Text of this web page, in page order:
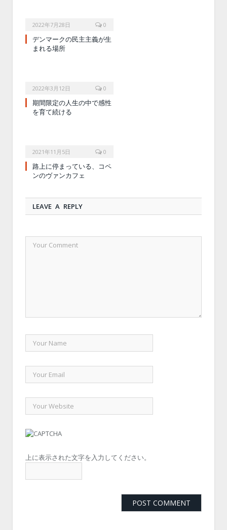
2022年7月28日 0
デンマークの民主主義が生
まれる場所
2022年3月12日 0
期間限定の人生の中で感性
を育て続ける
2021年11月5日 0
路上に停まっている、コペ
ンのヴァンカフェ
LEAVE A REPLY
上に表示された文字を入力してください。